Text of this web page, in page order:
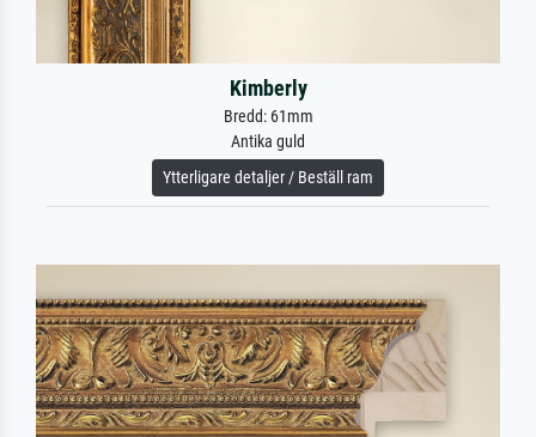
Kimberly
Bredd: 61mm
Antika guld
Ytterligare detaljer / Beställ ram